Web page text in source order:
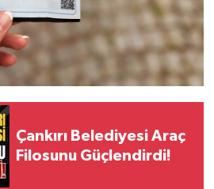
Çankırı Belediyesi Araç
Filosunu Güçlendirdi!